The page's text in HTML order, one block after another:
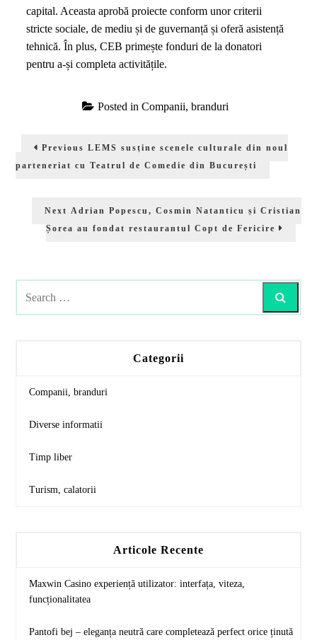
capital. Aceasta aprobă proiecte conform unor criterii
stricte sociale, de mediu și de guvernanță și oferă asistență
tehnică. În plus, CEB primește fonduri de la donatori
pentru a-și completa activitățile.
Posted in Companii, branduri
în
Previous Previous
LEMS susține scenele culturale din noul
parteneriat cu Teatrul de Comedie din București
Next
Next
Adrian Popescu, Cosmin Natanticu și Cristian
Șorea au fondat restaurantul Copt de Fericire
Categorii
Companii, branduri
Diverse informatii
Timp liber
Turism, calatorii
Articole Recente
Maxwin Casino experiență utilizator: interfața, viteza,
funcționalitatea
Pantofi bej – eleganța neutră care completează perfect orice ținută